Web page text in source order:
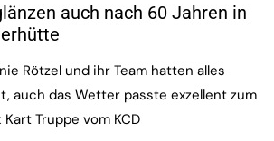
auch nach 60 Jahren in
Rötzel und ihr Team hatten alles
auch das Wetter passte exzellent zum
Truppe vom KCD